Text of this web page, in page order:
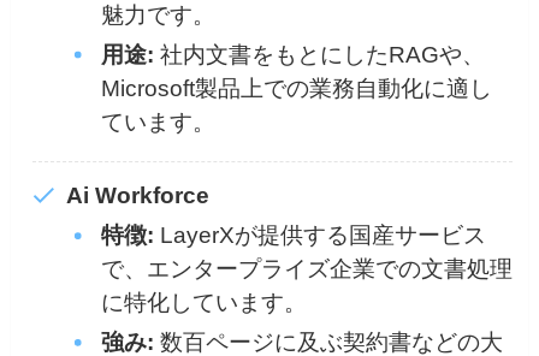
魅力です。
用途: 社内文書をもとにしたRAGや、
Microsoft製品上での業務自動化に適し
ています。
Ai Workforce
特徴: LayerXが提供する国産サービス
で、エンタープライズ企業での文書処理
に特化しています。
強み: 数百ページに及ぶ契約書などの大